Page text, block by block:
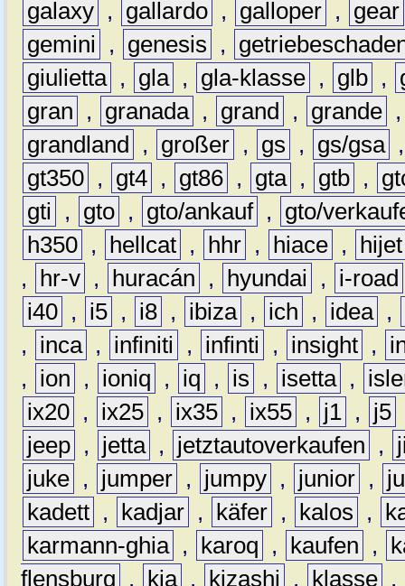
galaxy , gallardo , galloper ,
gear
gemini
, genesis ,
giulietta , gla , gla-klasse , glb ,
gran
, granada , grand , grande
grandland
, großer , gs , gs/gsa
gt350 , gt4 , gt86 , gta , gtb ,
gti
, gto , gto/ankauf ,
gto/
h350 , hellcat , hhr , hiace ,
hijet
,
hr-v , huracán , hyundai ,
i-road
i40 , i5 , i8 , ibiza , ich , idea ,
,
inca , infiniti , infinti , insight ,
,
ion , ioniq , iq , is , isetta ,
ix20 , ix25 , ix35 , ix55 , j1 , j5
jeep , jetta , jetztautoverkaufen ,
juke , jumper , jumpy , junior ,
kadett , kadjar , käfer , kalos ,
karmann-ghia , karoq , kaufen ,
flensburg
, kia , kizashi , klasse ,